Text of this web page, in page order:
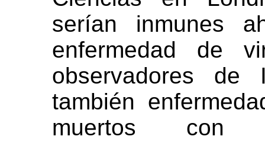
serían inmunes
enfermedad de
observadores de
también
muertos